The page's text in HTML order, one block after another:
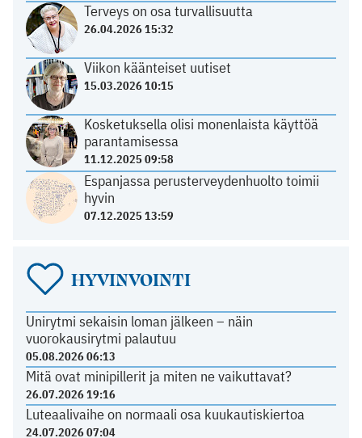
Terveys on osa turvallisuutta
26.04.2026 15:32
Viikon käänteiset uutiset
15.03.2026 10:15
Kosketuksella olisi monenlaista käyttöä
parantamisessa
11.12.2025 09:58
Espanjassa perusterveydenhuolto toimii
hyvin
07.12.2025 13:59
HYVINVOINTI
Unirytmi sekaisin loman jälkeen – näin
vuorokausirytmi palautuu
05.08.2026 06:13
Mitä ovat minipillerit ja miten ne vaikuttavat?
26.07.2026 19:16
Luteaalivaihe on normaali osa kuukautiskiertoa
24.07.2026 07:04